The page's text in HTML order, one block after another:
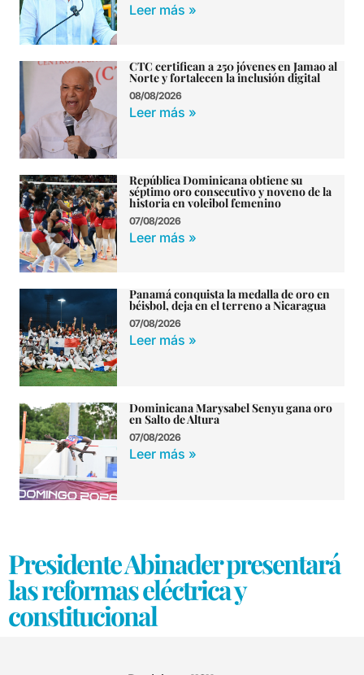
Leer más »
CTC certifican a 250 jóvenes en Jamao al
Norte y fortalecen la inclusión digital
08/08/2026
Leer más »
República Dominicana obtiene su
séptimo oro consecutivo y noveno de la
historia en voleibol femenino
07/08/2026
Leer más »
Panamá conquista la medalla de oro en
béisbol, deja en el terreno a Nicaragua
07/08/2026
Leer más »
Dominicana Marysabel Senyu gana oro
en Salto de Altura
07/08/2026
Leer más »
Presidente Abinader presentará
las reformas eléctrica y
constitucional